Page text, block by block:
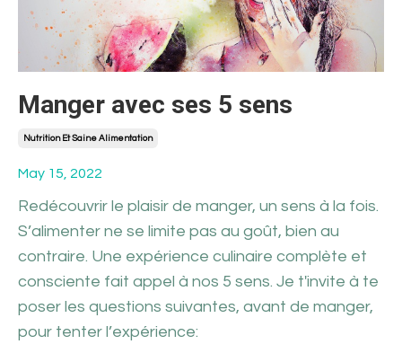
Manger avec ses 5 sens
Nutrition Et Saine Alimentation
May 15, 2022
Redécouvrir le plaisir de manger, un sens à la fois.
S’alimenter ne se limite pas au goût, bien au
contraire. Une expérience culinaire complète et
consciente fait appel à nos 5 sens. Je t'invite à te
poser les questions suivantes, avant de manger,
pour tenter l’expérience: